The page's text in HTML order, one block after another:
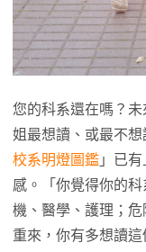
您的科系還在嗎？
姐最想讀、或最不
校系明燈圖鑑 」已
感。「你覺得你的
機、醫學、護理；
重來，你有多想讀